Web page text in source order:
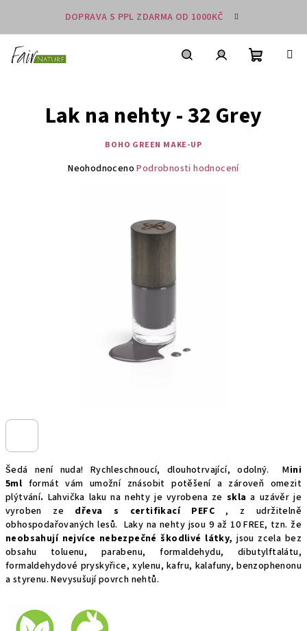
obsah
DOPRAVA S PPL ZDARMA OD 1000KČ
Nákupní
Šedá není nuda! Rychleschnoucí, dlouhotrvající, odolný. Mini
5ml formát vám umožní znásobit potěšení a zároveň omezit
plýtvání. Lahvička laku na nehty je vyrobena ze skla a uzávěr je
vyroben ze dřeva s certifikací PEFC , z udržitelně
obhospodařovaných lesů. Laky na nehty jsou 9 až 10 FREE, tzn. že
neobsahují nejvíce nebezpečné škodlivé látky, jsou zcela bez
obsahu toluenu, parabenu, formaldehydu, dibutylftalátu,
formaldehydové pryskyřice, xylenu, kafru, kalafuny, benzophenonu
a styrenu. Nevysušují povrch nehtů.
Lak na nehty - 32 Grey
BOHO GREEN MAKE-UP
Průměrné
Neohodnoceno Podrobnosti hodnocení